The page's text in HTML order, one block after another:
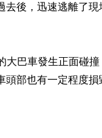
後，迅速逃離了
巴車發生正面碰撞
部也有一定程度